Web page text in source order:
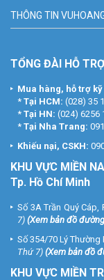
THÔNG TIN
TỔNG ĐÀI HỖ TRỢ
Mua hàng, hỗ trợ kỹ
* Tại HCM: (028) 35
* Tại HN: (024) 6256
* Tại Nha Trang:
Khiếu nại, CSKH:
KHU VỰC MIỀN
Tp. Hồ Chí Minh
Số 3A Trần Quý Cáp,
7) (Xem bản đồ
Số 354/70 Lý Thường
Thứ 7) (Xem bản đồ
KHU VỰC MIỀN